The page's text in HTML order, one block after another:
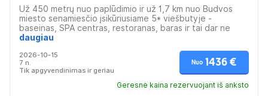
Už 450 metrų nuo paplūdimio ir už 1,7 km nuo Budvos
miesto senamiesčio įsikūriusiame 5* viešbutyje -
baseinas, SPA centras, restoranas, baras ir tai dar ne
viskas ką siūlo šis viešbutis. Maksimaliai komfortiški
poilsio metu, su balkonais, iš kurių atsiveria nuostabūs
vaizdai. Tinka poilsiui poroms, šeimoms ar didesnėms
žmonių grupėms.
daugiau
2026-10-15
7 n.
Tik apgyvendinimas ir geriau
Nuo 1436 €
Geresnė kaina rezervuojant iš anksto